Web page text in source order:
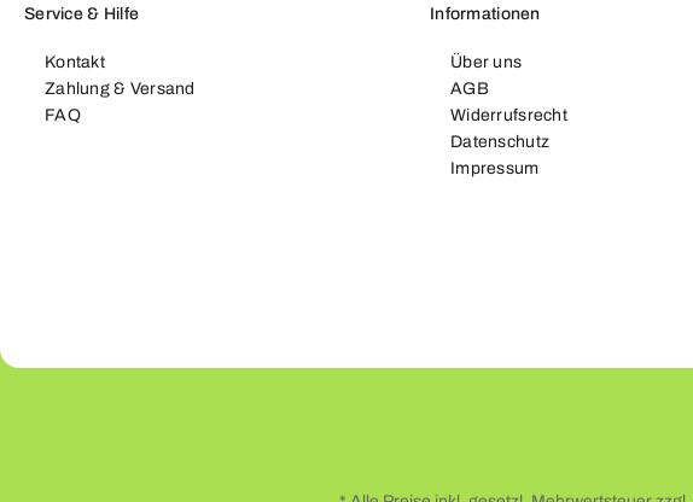
Service & Hilfe
Kontakt
Zahlung & Versand
FAQ
Informationen
Über uns
AGB
Widerrufsrecht
Datenschutz
Impressum